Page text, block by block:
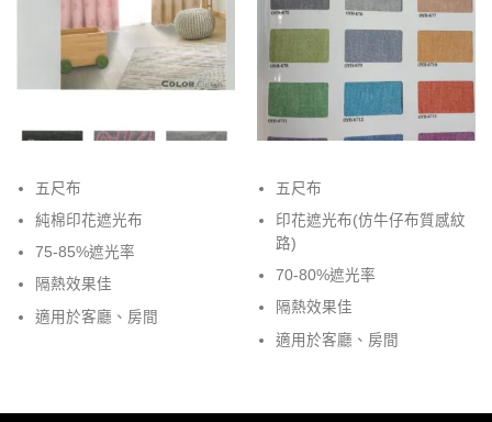
五尺布
純棉印花遮光布
75-85%遮光率
隔熱效果佳
適用於客廳、房間
五尺布
印花遮光布(仿牛仔布質感紋
路)
70-80%遮光率
隔熱效果佳
適用於客廳、房間